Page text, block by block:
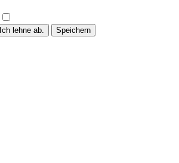
Ich lehne ab.
Speichern